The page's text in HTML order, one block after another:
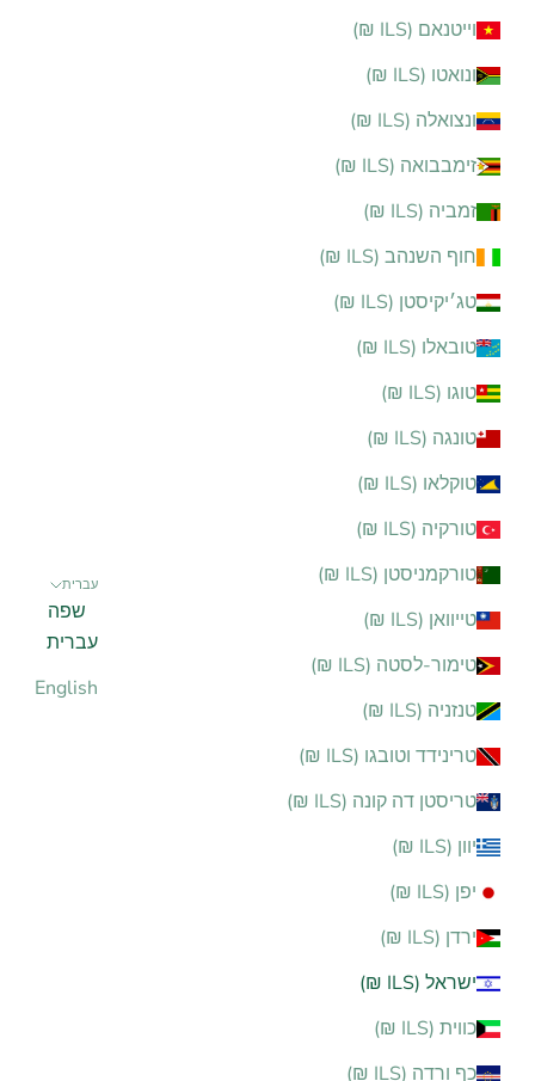
וייטנאם (ILS ₪)
ונואטו (ILS ₪)
ונצואלה (ILS ₪)
זימבבואה (ILS ₪)
זמביה (ILS ₪)
חוף השנהב (ILS ₪)
טג׳יקיסטן (ILS ₪)
טובאלו (ILS ₪)
טוגו (ILS ₪)
טונגה (ILS ₪)
טוקלאו (ILS ₪)
טורקיה (ILS ₪)
טורקמניסטן (ILS ₪)
טייוואן (ILS ₪)
טימור-לסטה (ILS ₪)
טנזניה (ILS ₪)
טרינידד וטובגו (ILS ₪)
טריסטן דה קונה (ILS ₪)
יוון (ILS ₪)
יפן (ILS ₪)
ירדן (ILS ₪)
ישראל (ILS ₪)
כווית (ILS ₪)
כף ורדה (ILS ₪)
עברית
שפה
עברית
English